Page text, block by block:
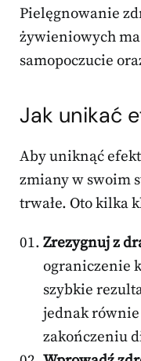
Pielęgnowanie
żywieniowych
samopoczucie
Jak unikać
Aby uniknąć
zmiany w swoim
trwałe. Oto kilka
Zrezygnuj z
ograniczenie
szybkie
jednak równie
zakończeniu